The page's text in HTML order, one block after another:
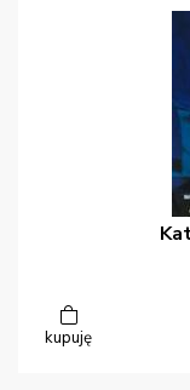
kupuję